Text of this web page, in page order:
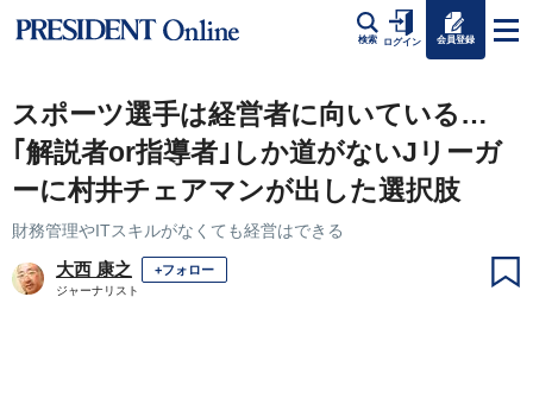
検索 ログイン 会員登録
スポーツ選手は経営者に向いている…
｢解説者or指導者｣しか道がないJリーガ
ーに村井チェアマンが出した選択肢
財務管理やITスキルがなくても経営はできる
大西 康之 +フォロー
ジャーナリスト